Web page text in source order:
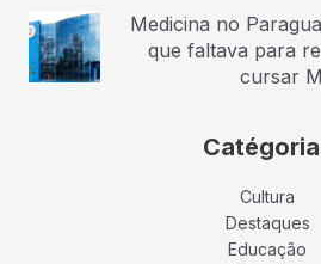
Medicina no
que faltava para
cursar
Cultura
Destaques
Educação